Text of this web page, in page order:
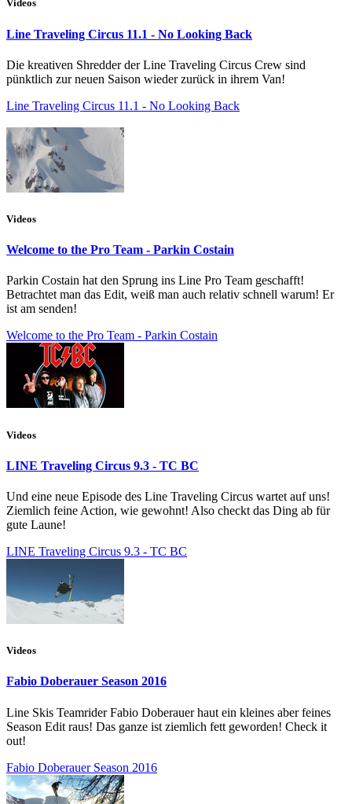
Videos
Line Traveling Circus 11.1 - No Looking Back
Die kreativen Shredder der Line Traveling Circus Crew sind
pünktlich zur neuen Saison wieder zurück in ihrem Van!
Line Traveling Circus 11.1 - No Looking Back
Videos
Welcome to the Pro Team - Parkin Costain
Parkin Costain hat den Sprung ins Line Pro Team geschafft!
Betrachtet man das Edit, weiß man auch relativ schnell warum! Er
ist am senden!
Welcome to the Pro Team - Parkin Costain
Videos
LINE Traveling Circus 9.3 - TC BC
Und eine neue Episode des Line Traveling Circus wartet auf uns!
Ziemlich feine Action, wie gewohnt! Also checkt das Ding ab für
gute Laune!
LINE Traveling Circus 9.3 - TC BC
Videos
Fabio Doberauer Season 2016
Line Skis Teamrider Fabio Doberauer haut ein kleines aber feines
Season Edit raus! Das ganze ist ziemlich fett geworden! Check it
out!
Fabio Doberauer Season 2016